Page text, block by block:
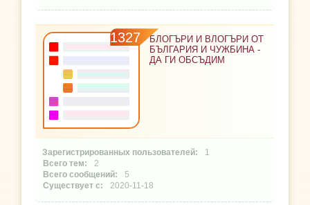
1327
БЛОГЪРИ И ВЛОГЪРИ ОТ
БЪЛГАРИЯ И ЧУЖБИНА -
ДА ГИ ОБСЪДИМ
1
2
5
2020-11-18